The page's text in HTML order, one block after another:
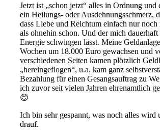
Jetzt ist „schon jetzt“ alles in Ordnung und
ein Heilungs- oder Ausdehnungsschmerz,
dass Liebe und Reichtum einfach nur noch
als ohnehin schon. Und der mich dauerhaft
Energie schwingen lässt. Meine
Wochen um 18.000 Euro gewachsen und
verschiedenen Seiten kamen plötzlich
„hereingeflogen“, u.a. kam ganz
Bezahlung für einen Gesangsauftrag zu
ich zuvor seit vielen Jahren ehrenamtlich
😊
Ich bin sehr gespannt, was noch alles wird
drauf.